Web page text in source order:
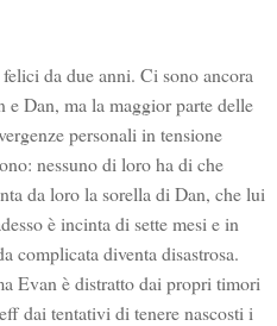
da due anni. Ci sono ancora
Dan, ma la maggior parte delle
personali in tensione
nessuno di loro ha di che
da loro la sorella di Dan, che lui
è incinta di sette mesi e in
complicata diventa disastrosa.
Evan è distratto dai propri timori
dai tentativi di tenere nascosti i